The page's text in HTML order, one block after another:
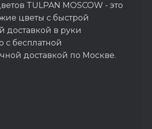
TULPAN MOSCOW - это
цветы с быстрой
доставкой в руки
с бесплатной
доставкой по Москве.